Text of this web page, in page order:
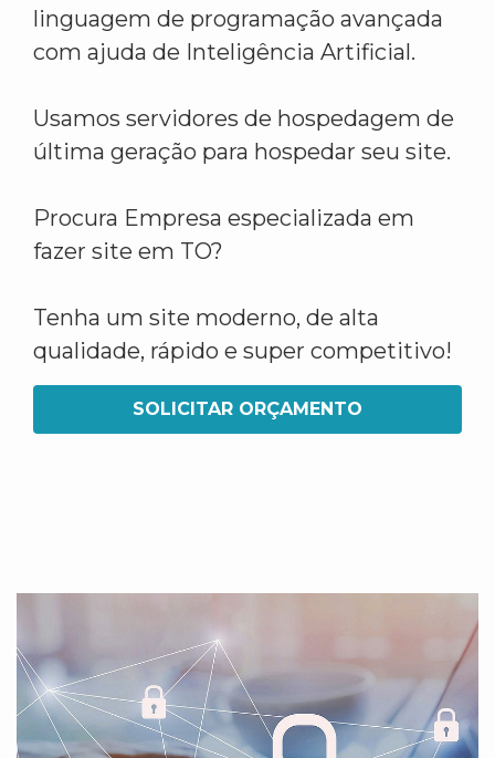
linguagem de programação avançada
com ajuda de Inteligência Artificial.
Usamos servidores de hospedagem de
última geração para hospedar seu site.
Procura Empresa especializada em
fazer site em TO?
Tenha um site moderno, de alta
qualidade, rápido e super competitivo!
SOLICITAR ORÇAMENTO